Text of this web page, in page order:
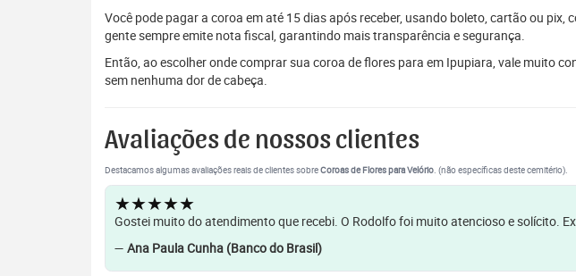
Você pode pagar a coroa em até 15 dias após receber, usando boleto, cartão ou
gente sempre emite nota fiscal, garantindo mais transparência e segurança.
Então, ao escolher onde comprar sua coroa de flores para em Ipupiara, vale muito
sem nenhuma dor de cabeça.
Avaliações de nossos clientes
Destacamos algumas avaliações reais de clientes sobreCoroas de Flores para Velório. (não específicas deste cemitério).
★★★★★
Gostei muito do atendimento que recebi. O Rodolfo foi muito atencioso e solícito.
— Ana Paula Cunha (Banco do Brasil)